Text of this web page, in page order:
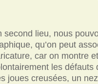
second lieu, nous
qu’on peut
car on montre
les défauts
joues creusées, un